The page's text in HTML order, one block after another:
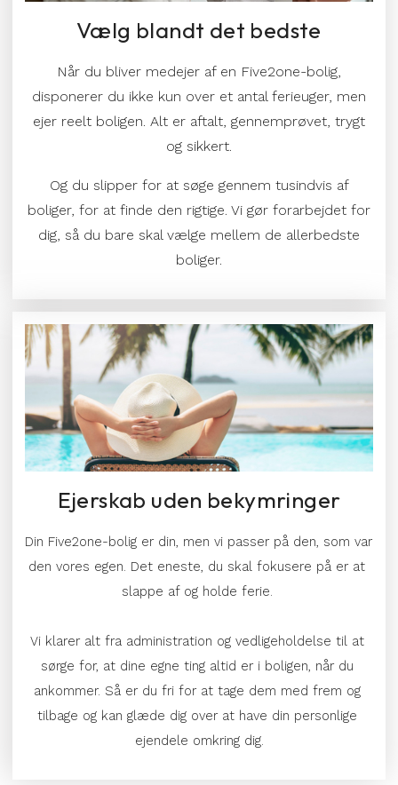
Vælg blandt det bedste
Når du bliver medejer af en Five2one-bolig,
disponerer du ikke kun over et antal ferieuger, men
ejer reelt boligen. Alt er aftalt, gennemprøvet, trygt
og sikkert.
Og du slipper for at søge gennem tusindvis af
boliger, for at finde den rigtige. Vi gør forarbejdet for
dig, så du bare skal vælge mellem de allerbedste
boliger.
Ejerskab uden bekymringer
Din Five2one-bolig er din, men vi passer på den, som var
den vores egen. Det eneste, du skal fokusere på er at
slappe af og holde ferie.
Vi klarer alt fra administration og vedligeholdelse til at
sørge for, at dine egne ting altid er i boligen, når du
ankommer. Så er du fri for at tage dem med frem og
tilbage og kan glæde dig over at have din personlige
ejendele omkring dig.